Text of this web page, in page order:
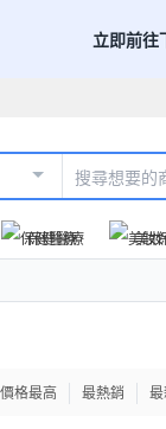
立即前
保健醫療 美
價格最高 最熱銷